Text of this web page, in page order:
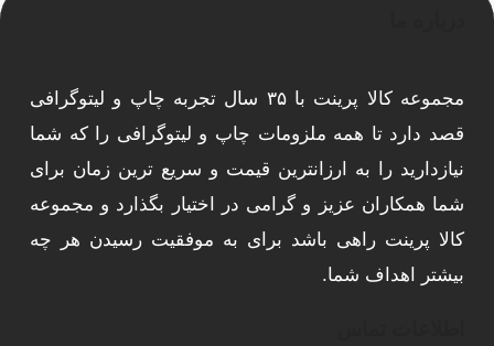
مجموعه کالا پرینت با ۳۵ سال تجربه چاپ و لیتوگرافی
قصد دارد تا همه ملزومات چاپ و لیتوگرافی را که شما
نیازدارید را به ارزانترین قیمت و سریع ترین زمان برای
شما همکاران عزیز و گرامی در اختیار بگذارد و مجموعه
کالا پرینت راهی باشد برای به موفقیت رسیدن هر چه
بیشتر اهداف شما.